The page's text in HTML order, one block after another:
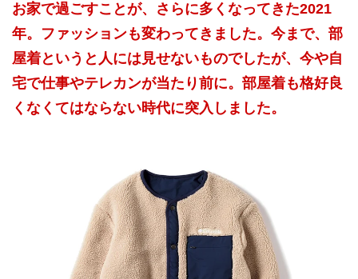
お家で過ごすことが、さらに多くなってきた2021
年。ファッションも変わってきました。今まで、部
屋着というと人には見せないものでしたが、今や自
宅で仕事やテレカンが当たり前に。部屋着も格好良
くなくてはならない時代に突入しました。